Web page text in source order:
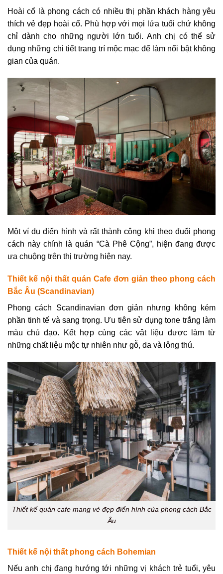
Hoài cổ là phong cách có nhiều thị phần khách hàng yêu
thích vẻ đẹp hoài cổ. Phù hợp với mọi lứa tuổi chứ không
chỉ dành cho những người lớn tuổi. Anh chị có thể sử
dụng những chi tiết trang trí mộc mạc để làm nổi bật không
gian của quán.
Một ví dụ điển hình và rất thành công khi theo đuổi phong
cách này chính là quán “Cà Phê Cộng”, hiện đang được
ưa chuộng trên thị trường hiện nay.
Thiết kế nội thất quán Cafe đơn giản theo phong cách
Bắc Âu (Scandinavian)
Phong cách Scandinavian đơn giản nhưng không kém
phần tinh tế và sang trọng. Ưu tiên sử dụng tone trắng làm
màu chủ đạo. Kết hợp cùng các vật liệu được làm từ
những chất liệu mộc tự nhiên như gỗ, da và lông thú.
Thiết kế quán cafe mang vẻ đẹp điển hình của phong cách Bắc
Âu
Thiết kế nội thất phong cách Bohemian
Nếu anh chị đang hướng tới những vị khách trẻ tuổi, yêu